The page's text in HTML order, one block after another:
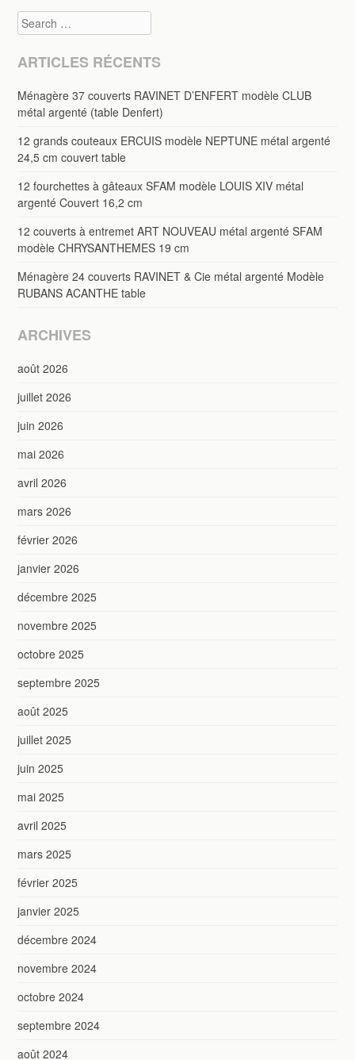
Search
ARTICLES RÉCENTS
Ménagère 37 couverts RAVINET D’ENFERT modèle CLUB
métal argenté (table Denfert)
12 grands couteaux ERCUIS modèle NEPTUNE métal argenté
24,5 cm couvert table
12 fourchettes à gâteaux SFAM modèle LOUIS XIV métal
argenté Couvert 16,2 cm
12 couverts à entremet ART NOUVEAU métal argenté SFAM
modèle CHRYSANTHEMES 19 cm
Ménagère 24 couverts RAVINET & Cie métal argenté Modèle
RUBANS ACANTHE table
ARCHIVES
août 2026
juillet 2026
juin 2026
mai 2026
avril 2026
mars 2026
février 2026
janvier 2026
décembre 2025
novembre 2025
octobre 2025
septembre 2025
août 2025
juillet 2025
juin 2025
mai 2025
avril 2025
mars 2025
février 2025
janvier 2025
décembre 2024
novembre 2024
octobre 2024
septembre 2024
août 2024